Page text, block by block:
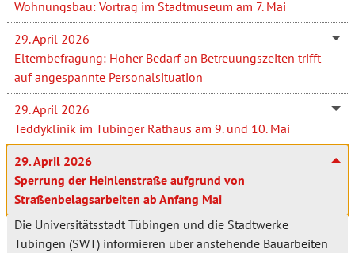
Wohnungsbau: Vortrag im Stadtmuseum am 7. Mai
29. April 2026
Elternbefragung: Hoher Bedarf an Betreuungszeiten trifft
auf angespannte Personalsituation
29. April 2026
Teddyklinik im Tübinger Rathaus am 9. und 10. Mai
29. April 2026
Sperrung der Heinlenstraße aufgrund von
Straßenbelagsarbeiten ab Anfang Mai
Die Universitätsstadt Tübingen und die Stadtwerke
Tübingen (SWT) informieren über anstehende Bauarbeiten